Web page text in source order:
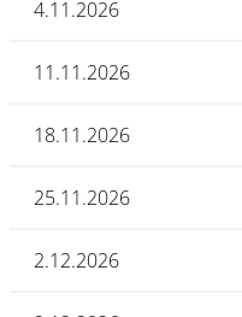
4.11.2026
11.11.2026
18.11.2026
25.11.2026
2.12.2026